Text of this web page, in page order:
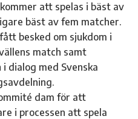
att spelas i bäst av
bäst av fem matcher.
besked om sjukdom i
match samt
dialog med Svenska
dam för att
i processen att spela